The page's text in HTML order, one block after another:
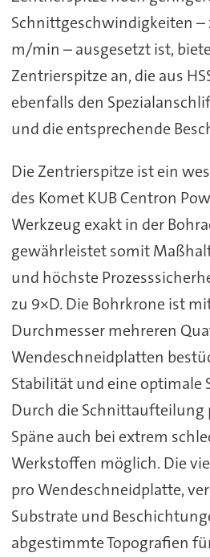
Schnittgeschwindigkeiten –
m/min – ausgesetzt ist,
Zentrierspitze an, die aus
ebenfalls den
und die entsprechende
Die Zentrierspitze ist ein
des Komet KUB Centron
Werkzeug exakt in der
gewährleistet somit
und höchste
zu 9×D. Die Bohrkrone ist
Durchmesser mehreren
Wendeschneidplatten
Stabilität und eine optimale
Durch die Schnittaufteilung
Späne auch bei extrem
Werkstoffen möglich. Die
pro Wendeschneidplatte,
Substrate und
abgestimmte Topografien